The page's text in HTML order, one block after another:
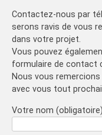
Contactez-nous par
serons ravis de vous
dans votre projet.
Vous pouvez
formulaire de contact
Nous vous
avec vous tout
Votre nom (obligatoire)